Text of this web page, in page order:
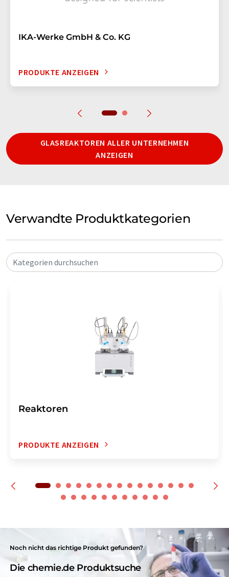
IKA-Werke GmbH & Co. KG
PRODUKTE ANZEIGEN
GLASREAKTOREN ALLER UNTERNEHMEN
ANZEIGEN
Verwandte Produktkategorien
Kategorien durchsuchen
Reaktoren
PRODUKTE ANZEIGEN
Noch nicht das richtige Produkt gefunden?
Die chemie.de Produktsuche